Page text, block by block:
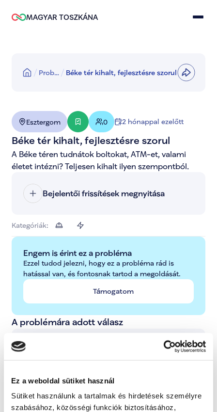
Ez a weboldal sütiket használ
Sütiket használunk a tartalmak és hirdetések személyre
szabásához, közösségi funkciók biztosításához,
MAGYAR TOSZKÁNA
Prob… Béke tér kihalt, fejlesztésre szorul
Esztergom 0 2 hónappal ezelőtt
Béke tér kihalt, fejlesztésre szorul
A Béke téren tudnátok boltokat, ATM-et, valami
életet intézni? Teljesen kihalt ilyen szempontból.
Bejelentői frissítések megnyitása
Kategóriák:
Engem is érint ez a probléma
Ezzel tudod jelezni, hogy ez a probléma rád is
hatással van, és fontosnak tartod a megoldását.
Támogatom
A problémára adott válasz
Kormánybiztos
Teljes állapot lista megnyitása